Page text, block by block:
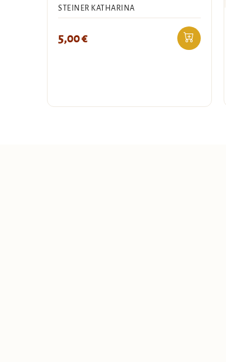
STEINER KATHARINA
5,00€